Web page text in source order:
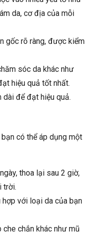
da, cơ địa của mỗi
gốc rõ ràng, được kiểm
sóc da khác như
hiệu quả tốt nhất.
để đạt hiệu quả.
có thể áp dụng một
thoa lại sau 2 giờ,
trời.
hợp với loại da của bạn
chắn khác như mũ